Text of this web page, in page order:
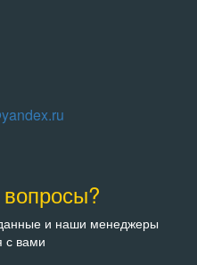
и наши менеджеры
с вами